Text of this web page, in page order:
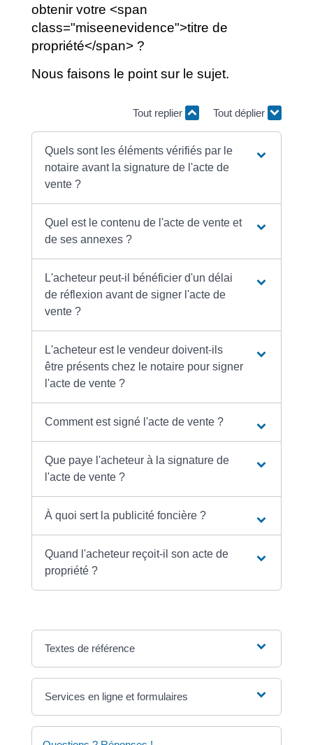
obtenir votre <span
class="miseenevidence">titre de
propriété</span> ?
Nous faisons le point sur le sujet.
Tout replier Tout déplier
Quels sont les éléments vérifiés par le
notaire avant la signature de l'acte de
vente ?
Quel est le contenu de l'acte de vente et
de ses annexes ?
L'acheteur peut-il bénéficier d'un délai
de réflexion avant de signer l'acte de
vente ?
L'acheteur est le vendeur doivent-ils
être présents chez le notaire pour signer
l'acte de vente ?
Comment est signé l'acte de vente ?
Que paye l'acheteur à la signature de
l'acte de vente ?
À quoi sert la publicité foncière ?
Quand l'acheteur reçoit-il son acte de
propriété ?
Textes de référence
Services en ligne et formulaires